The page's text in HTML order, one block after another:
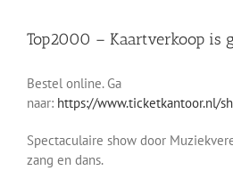
Berichten-
Top2000 – Kaartverkoop is
Bestel online. Ga
naar: https://www.ticketkantoor.nl/
Spectaculaire show door
zang en dans.